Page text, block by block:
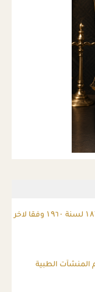
قانون مكافحة المخدرات رقم ۱۸۲ لسنة ۱۹٦۰ وفقا لاخر